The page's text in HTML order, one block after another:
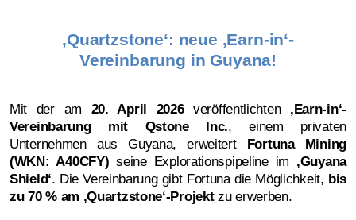
‚Quartzstone‘: neue ‚Earn-in‘-
Vereinbarung in Guyana!
Mit der am 20. April 2026veröffentlichten ‚Earn-in‘-
Vereinbarung mit Qstone Inc., einem privaten
Unternehmen aus Guyana, erweitert Fortuna Mining
(WKN: A40CFY) seine Explorationspipeline im ‚Guyana
Shield‘. Die Vereinbarung gibt Fortuna die Möglichkeit, bis
zu 70 % am ‚Quartzstone‘-Projektzu erwerben.